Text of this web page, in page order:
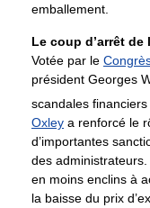
emballement.
Le coup d’arrêt de
Votée par le
président Georges
scandales financiers
Oxley a renforcé le
d’importantes
des
en moins enclins à
la baisse du prix